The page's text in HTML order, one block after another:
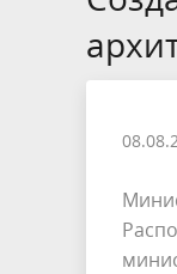
База